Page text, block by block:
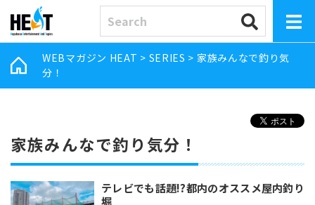
WEBマガジン HEAT > SERIES > 家族みんなで釣り気
分！
家族みんなで釣り気分！
テレビでも話題!?都内のオススメ屋内釣り
堀